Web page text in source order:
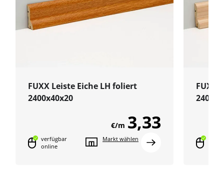
FUXX Leiste Eiche LH foliert
2400x40x20
€/m 3,33
verfügbar
online
Markt wählen
FUXX